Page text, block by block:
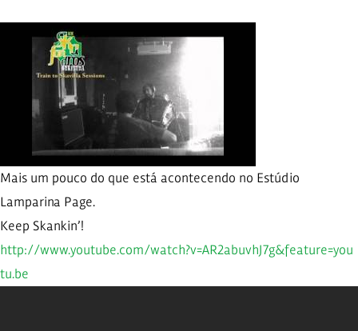
Mais um pouco do que está acontecendo no Estúdio
Lamparina Page.
Keep Skankin’!
http://www.youtube.com/watch?v=AR2abuvhJ7g&feature=you
tu.be